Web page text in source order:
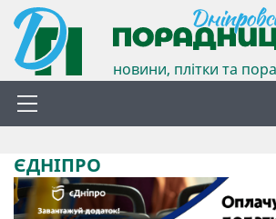
новини, плітки та
ЄДНІПРО